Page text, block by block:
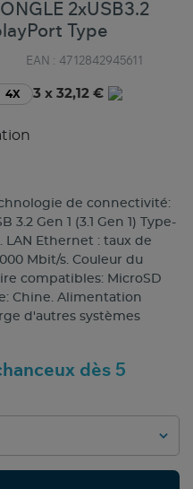
2xUSB3.2
Type
EAN : 4712842945611
4X 3 x 32,12 €
de connectivité:
Gen 1 (3.1 Gen 1) Type-
LAN Ethernet : taux de
Mbit/s. Couleur du
compatibles: MicroSD
Chine. Alimentation
d'autres systèmes
dès 5